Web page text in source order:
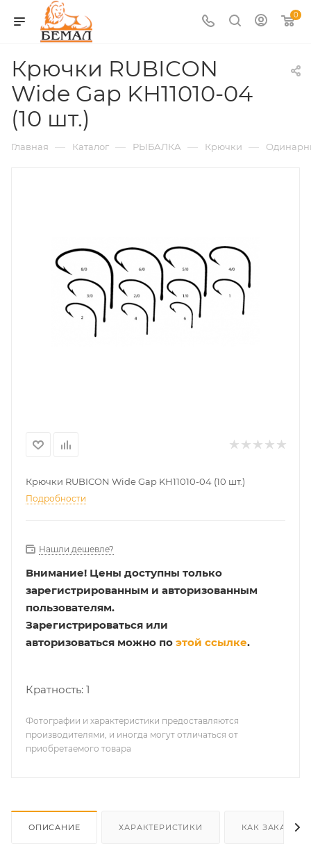
0
Крючки RUBICON
Wide Gap KH11010-04
(10 шт.)
Главная — Каталог — РЫБАЛКА — Крючки —
Крючки RUBICON Wide Gap KH11010-04 (10 шт.)
Подробности
Нашли дешевле?
Внимание! Цены доступны только
зарегистрированным и авторизованным
пользователям.
Зарегистрироваться или
авторизоваться можно по этой ссылке.
Кратность: 1
Фотографии и характеристики предоставляются
производителями, и иногда могут отличаться от
приобретаемого товара
ОПИСАНИЕ ХАРАКТЕРИСТИКИ КАК ЗАКАЗАТЬ